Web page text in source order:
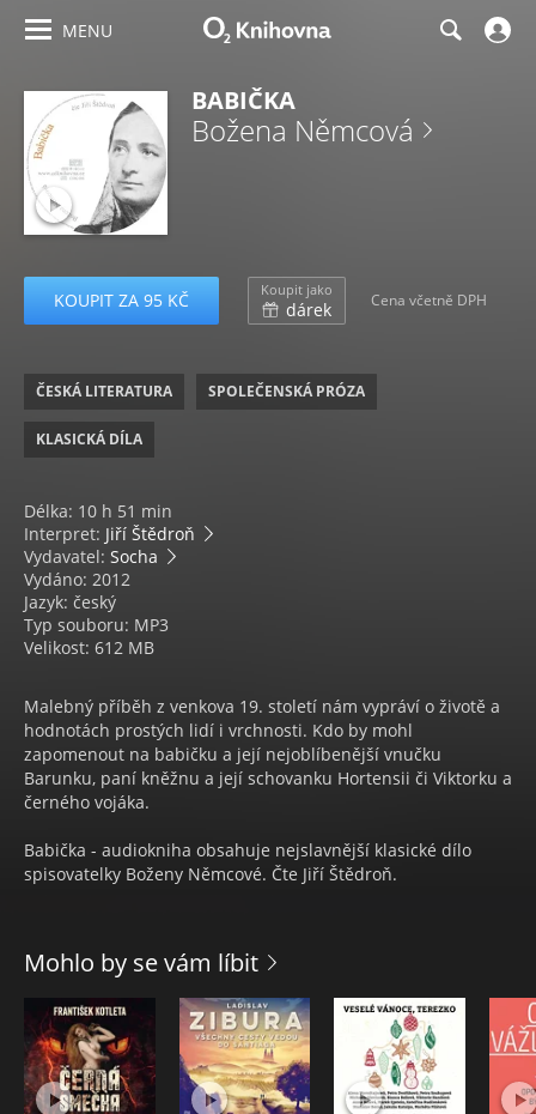
MENU
BABIČKA
Božena Němcová
KOUPIT ZA 95 KČ Koupit jako
dárek Cena včetně DPH
ČESKÁ LITERATURA SPOLEČENSKÁ PRÓZA
KLASICKÁ DÍLA
Délka: 10 h 51 min
Interpret: Jiří Štědroň
Vydavatel: Socha
Vydáno: 2012
Jazyk: český
Typ souboru: MP3
Velikost: 612 MB
Malebný příběh z venkova 19. století nám vypráví o životě a
hodnotách prostých lidí i vrchnosti. Kdo by mohl
zapomenout na babičku a její nejoblíbenější vnučku
Barunku, paní kněžnu a její schovanku Hortensii či Viktorku a
černého vojáka.
Babička - audiokniha obsahuje nejslavnější klasické dílo
spisovatelky Boženy Němcové. Čte Jiří Štědroň.
Mohlo by se vám líbit